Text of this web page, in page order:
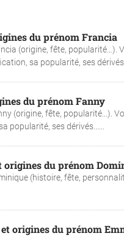
du prénom Francia
(origine, fête, popularité…).
sa popularité, ses
du prénom Fanny
(origine, fête, popularité…).
popularité, ses dérivés......
origines du prénom
(histoire, fête,
origines du prénom